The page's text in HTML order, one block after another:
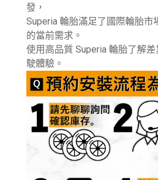
發，
Superia 輪胎滿足了國際輪胎市
的當前需求。
使用高品質 Superia 輪胎了解
駛體驗。